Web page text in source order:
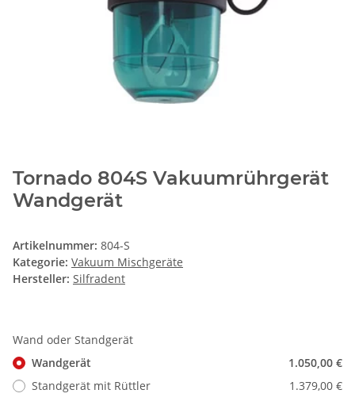
Tornado 804S Vakuumrührgerät
Wandgerät
Artikelnummer: 804-S
Kategorie: Vakuum Mischgeräte
Hersteller: Silfradent
Wand oder Standgerät
Wandgerät
1.050,00 €
Standgerät mit Rüttler
1.379,00 €